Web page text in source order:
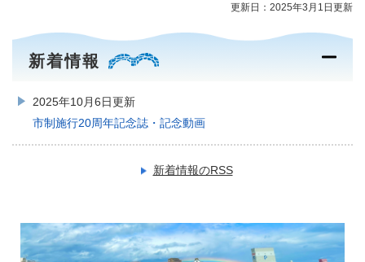
更新日：2025年3月1日更新
新着情報
2025年10月6日更新
市制施行20周年記念誌・記念動画
新着情報のRSS